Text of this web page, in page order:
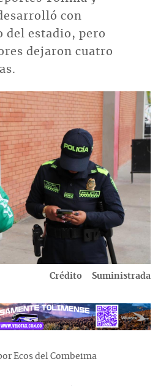
con
del estadio, pero
dejaron cuatro
Crédito Suministrada
Ecos del Combeima